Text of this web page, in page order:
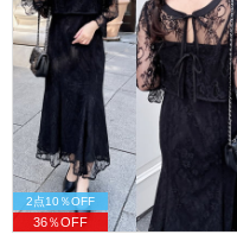
2点10％OFF
36％OFF